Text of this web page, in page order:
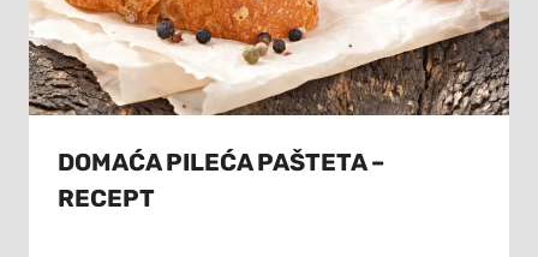
DOMAĆA PILEĆA PAŠTETA –
RECEPT